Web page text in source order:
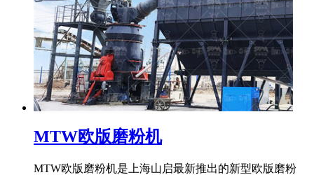
MTW欧版磨粉机
MTW欧版磨粉机是上海山启最新推出的新型欧版磨粉